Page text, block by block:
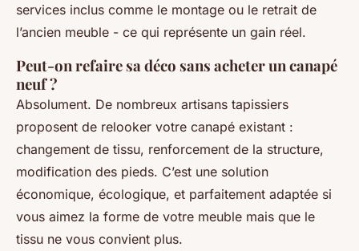
services inclus comme le montage ou le retrait de
l’ancien meuble - ce qui représente un gain réel.
Peut-on refaire sa déco sans acheter un canapé
neuf ?
Absolument. De nombreux artisans tapissiers
proposent de relooker votre canapé existant :
changement de tissu, renforcement de la structure,
modification des pieds. C’est une solution
économique, écologique, et parfaitement adaptée si
vous aimez la forme de votre meuble mais que le
tissu ne vous convient plus.